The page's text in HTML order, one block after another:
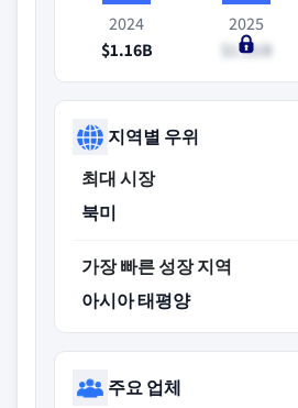
2024
$1.16B
2025
$1.21B
지역별 우위
최대 시장
북미
가장 빠른 성장 지역
아시아 태평양
주요 업체